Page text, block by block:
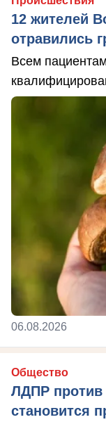
12 жителей
отравились
Всем
06.08.2026
Общество
ЛДПР против
становится